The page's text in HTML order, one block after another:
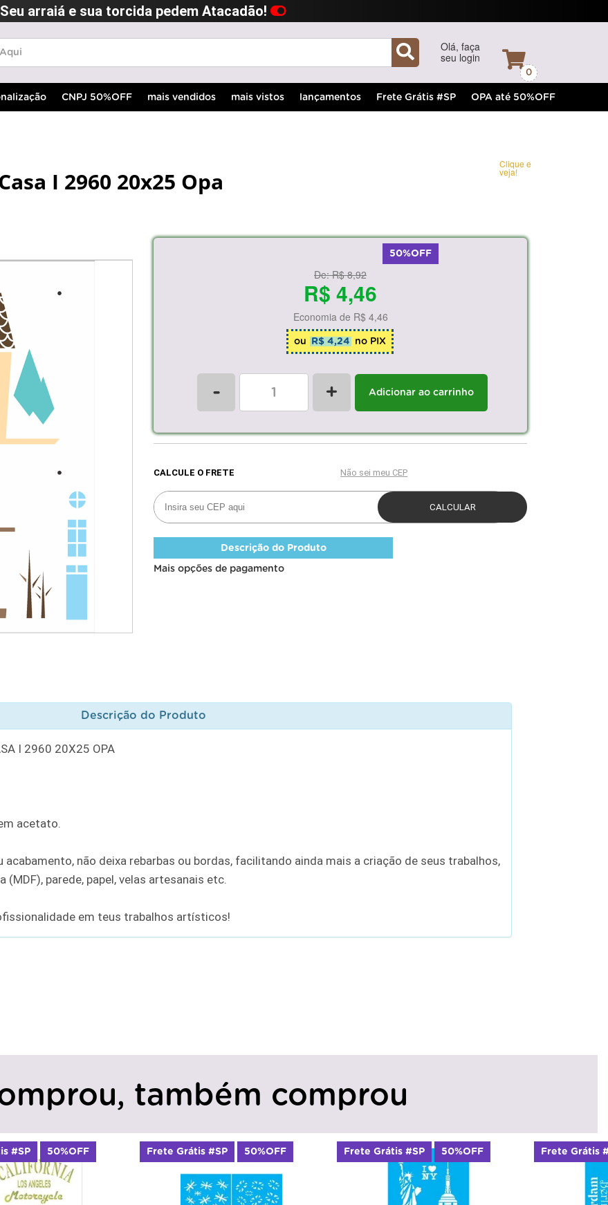
Seu arraiá e sua torcida pedem Atacadão!
Olá, faça
seu login
0
CNPJ 50%OFF mais vendidos mais vistos lançamentos Frete Grátis #SP OPA até 50%OFF
I 2960 20x25 Opa
Clique e
veja!
50%OFF
De:R$ 8,92
R$ 4,46
Economia de R$ 4,46
ou R$ 4,24 no PIX
- + Adicionar ao carrinho
Descrição do Produto
Mais opções de pagamento
Descrição do Produto
I 2960 20X25 OPA
acetato.
não deixa rebarbas ou bordas, facilitando ainda mais a criação de seus trabalhos,
parede, papel, velas artesanais etc.
em teus trabalhos artísticos!
também comprou
#SP 50%OFF Frete Grátis #SP 50%OFF Frete Grátis #SP 50%OFF Frete Grátis